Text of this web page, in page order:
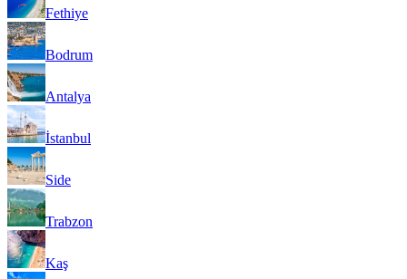
Fethiye
Bodrum
Antalya
İstanbul
Side
Trabzon
Kaş